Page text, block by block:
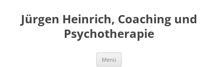
Jürgen Heinrich, Coaching und
Psychotherapie
Menü